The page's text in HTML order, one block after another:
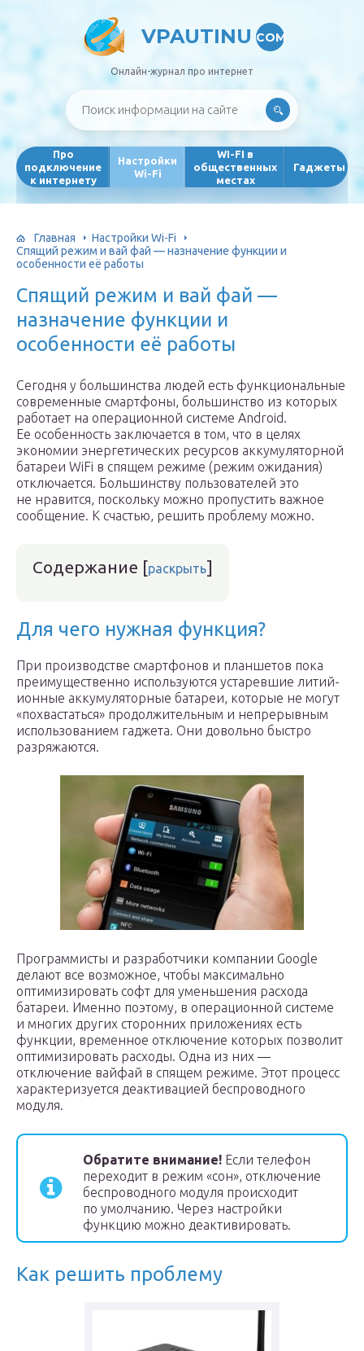
VPAUTINU COM
Онлайн-журнал про интернет
Про
подключение
к интернету
Настройки
Wi-Fi
WI-FI в
общественных
местах
Гаджеты
Главная
Настройки Wi-Fi
Спящий режим и вай фай — назначение функции и
особенности её работы
Спящий режим и вай фай —
назначение функции и
особенности её работы
Сегодня у большинства людей есть функциональные
современные смартфоны, большинство из которых
работает на операционной системе Android.
Ее особенность заключается в том, что в целях
экономии энергетических ресурсов аккумуляторной
батареи WiFi в спящем режиме (режим ожидания)
отключается. Большинству пользователей это
не нравится, поскольку можно пропустить важное
сообщение. К счастью, решить проблему можно.
Содержание [раскрыть]
Для чего нужная функция?
При производстве смартфонов и планшетов пока
преимущественно используются устаревшие литий-
ионные аккумуляторные батареи, которые не могут
«похвастаться» продолжительным и непрерывным
использованием гаджета. Они довольно быстро
разряжаются.
Программисты и разработчики компании Google
делают все возможное, чтобы максимально
оптимизировать софт для уменьшения расхода
батареи. Именно поэтому, в операционной системе
и многих других сторонних приложениях есть
функции, временное отключение которых позволит
оптимизировать расходы. Одна из них —
отключение вайфай в спящем режиме. Этот процесс
характеризуется деактивацией беспроводного
модуля.
Обратите внимание! Если телефон
переходит в режим «сон», отключение
беспроводного модуля происходит
по умолчанию. Через настройки
функцию можно деактивировать.
Как решить проблему